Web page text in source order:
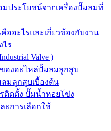
มประโยชน์จากเครื่องปั๊มลมที่
ออะไรและเกี่ยวข้องกับงาน
ไร
Valve )
องอะไหล่ปั้มลมลูกสูบ
มลูกสูบเบื้องต้น
ติดตั้ง ปั๊มน้ำหอยโข่ง
ะการเลือกใช้